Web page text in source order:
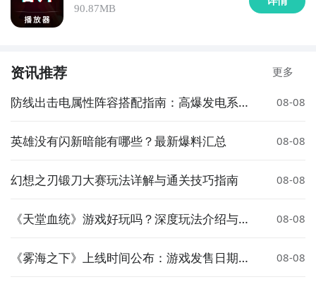
90.87MB
资讯推荐 更多
防线出击电属性阵容搭配指南：高爆发电系队
08-08
英雄没有闪新暗能有哪些？最新爆料汇总 08-08
幻想之刃锻刀大赛玩法详解与通关技巧指南 08-08
《天堂血统》游戏好玩吗？深度玩法介绍与体
08-08
《雾海之下》上线时间公布：游戏发售日期一
08-08